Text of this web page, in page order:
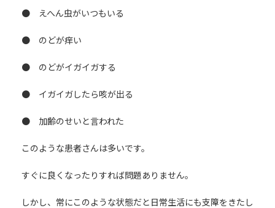
● えへん虫がいつもいる
● のどが痒い
● のどがイガイガする
● イガイガしたら咳が出る
● 加齢のせいと言われた
このような患者さんは多いです。
すぐに良くなったりすれば問題ありません。
しかし、常にこのような状態だと日常生活にも支障をきたし